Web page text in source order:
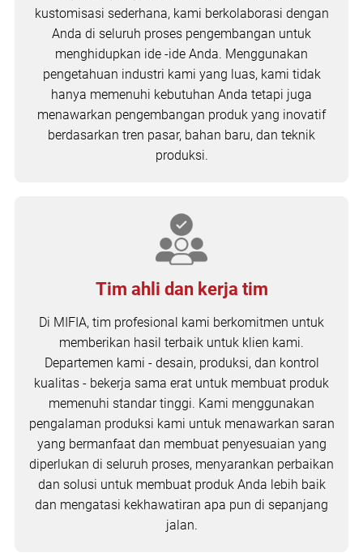
kustomisasi sederhana, kami berkolaborasi dengan
Anda di seluruh proses pengembangan untuk
menghidupkan ide -ide Anda. Menggunakan
pengetahuan industri kami yang luas, kami tidak
hanya memenuhi kebutuhan Anda tetapi juga
menawarkan pengembangan produk yang inovatif
berdasarkan tren pasar, bahan baru, dan teknik
produksi.
Tim ahli dan kerja tim
Di MIFIA, tim profesional kami berkomitmen untuk
memberikan hasil terbaik untuk klien kami.
Departemen kami - desain, produksi, dan kontrol
kualitas - bekerja sama erat untuk membuat produk
memenuhi standar tinggi. Kami menggunakan
pengalaman produksi kami untuk menawarkan saran
yang bermanfaat dan membuat penyesuaian yang
diperlukan di seluruh proses, menyarankan perbaikan
dan solusi untuk membuat produk Anda lebih baik
dan mengatasi kekhawatiran apa pun di sepanjang
jalan.